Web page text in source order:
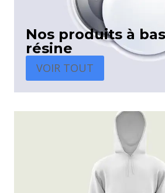
Nos produits à
résine
VOIR TOUT